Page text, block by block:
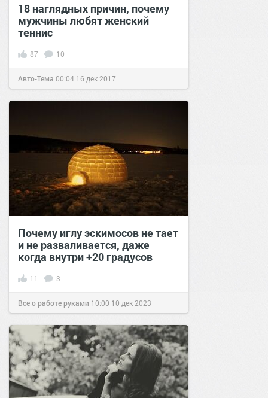
18 наглядных причин, почему
мужчины любят женский
теннис
87 10
Авто-Тема 00:04 16 дек 2017
Почему иглу эскимосов не тает
и не разваливается, даже
когда внутри +20 градусов
11 3
Все о работе руками 10:00 10 дек 2023